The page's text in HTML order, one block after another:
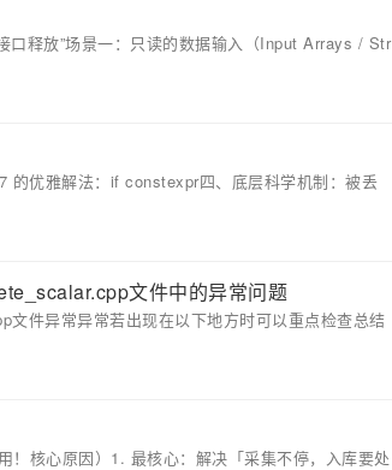
口释放”场景一：只读的数据输入（Input Arrays / Str
的优雅解法：if constexpr四、底层科学机制：被丢
文件中的异常问题
件异常异常若出现在以下地方时可以重点检查总结
！核心原因）1. 最核心：解决「采集不停，入库要处